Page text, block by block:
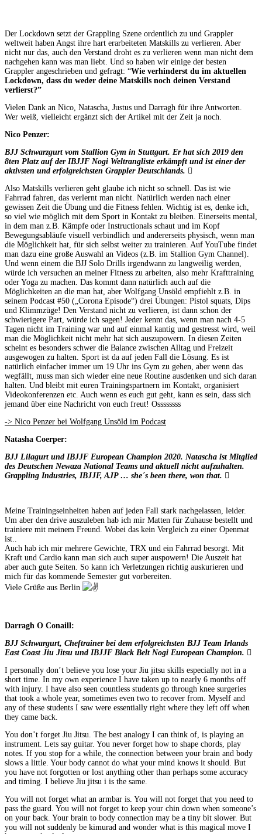
Der Lockdown setzt der Grappling Szene ordentlich zu und Grappler
weltweit haben Angst ihre hart erarbeiteten Matskills zu verlieren. Aber
nicht nur das, auch den Verstand droht es zu verlieren wenn man nicht dem
nachgehen kann was man liebt. Und so haben wir einige der besten
Grappler angeschrieben und gefragt: “Wie verhinderst du im aktuellen
Lockdown, dass du weder deine Matskills noch deinen Verstand
verlierst?”
Vielen Dank an Nico, Natascha, Justus und Darragh für ihre Antworten.
Wer weiß, vielleicht ergänzt sich der Artikel mit der Zeit ja noch.
Nico Penzer:
BJJ Schwarzgurt vom Stallion Gym in Stuttgart. Er hat sich 2019 den
8ten Platz auf der IBJJF Nogi Weltrangliste erkämpft und ist einer der
aktivsten und erfolgreichsten Grappler Deutschlands.
Also Matskills verlieren geht glaube ich nicht so schnell. Das ist wie
Fahrrad fahren, das verlernt man nicht. Natürlich werden nach einer
gewissen Zeit die Übung und die Fitness fehlen. Wichtig ist es, denke ich,
so viel wie möglich mit dem Sport in Kontakt zu bleiben. Einerseits mental,
in dem man z.B. Kämpfe oder Instructionals schaut und im Kopf
Bewegungsabläufe visuell verbindlich und andererseits physisch, wenn man
die Möglichkeit hat, für sich selbst weiter zu trainieren. Auf YouTube findet
man dazu eine große Auswahl an Videos (z.B. im Stallion Gym Channel).
Und wenn einem die BJJ Solo Drills irgendwann zu langweilig werden,
würde ich versuchen an meiner Fitness zu arbeiten, also mehr Krafttraining
oder Yoga zu machen. Das kommt dann natürlich auch auf die
Möglichkeiten an die man hat, aber Wolfgang Unsöld empfiehlt z.B. in
seinem Podcast #50 („Corona Episode“) drei Übungen: Pistol squats, Dips
und Klimmzüge! Den Verstand nicht zu verlieren, ist dann schon der
schwierigere Part, würde ich sagen! Jeder kennt das, wenn man nach 4-5
Tagen nicht im Training war und auf einmal kantig und gestresst wird, weil
man die Möglichkeit nicht mehr hat sich auszupowern. In diesen Zeiten
scheint es besonders schwer die Balance zwischen Alltag und Freizeit
ausgewogen zu halten. Sport ist da auf jeden Fall die Lösung. Es ist
natürlich einfacher immer um 19 Uhr ins Gym zu gehen, aber wenn das
wegfällt, muss man sich wieder eine neue Routine ausdenken und sich daran
halten. Und bleibt mit euren Trainingspartnern im Kontakt, organisiert
Videokonferenzen etc. Auch wenn es euch gut geht, kann es sein, dass sich
jemand über eine Nachricht von euch freut! Ossssssss
-> Nico Penzer bei Wolfgang Unsöld im Podcast
Natasha Coerper:
BJJ Lilagurt und IBJJF European Champion 2020. Natascha ist Mitglied
des Deutschen Newaza National Teams und aktuell nicht aufzuhalten.
Grappling Industries, IBJJF, AJP … she´s been there, won that.
Meine Trainingseinheiten haben auf jeden Fall stark nachgelassen, leider.
Um aber den drive auszuleben hab ich mir Matten für Zuhause bestellt und
trainiere mit meinem Freund. Wobei das kein Vergleich zu einer Openmat
ist..
Auch hab ich mir mehrere Gewichte, TRX und ein Fahrrad besorgt. Mit
Kraft und Cardio kann man sich auch super auspowern! Die Auszeit hat
aber auch gute Seiten. So kann ich Verletzungen richtig auskurieren und
mich für das kommende Semester gut vorbereiten.
Viele Grüße aus Berlin
Darragh O Conaill:
BJJ Schwargurt, Cheftrainer bei dem erfolgreichsten BJJ Team Irlands
East Coast Jiu Jitsu und IBJJF Black Belt Nogi European Champion.
I personally don’t believe you lose your Jiu jitsu skills especially not in a
short time. In my own experience I have taken up to nearly 6 months off
with injury. I have also seen countless students go through knee surgeries
that took a whole year, sometimes even two to recover from. Myself and
any of these students I saw were essentially right where they left off when
they came back.
You don’t forget Jiu Jitsu. The best analogy I can think of, is playing an
instrument. Lets say guitar. You never forget how to shape chords, play
notes. If you stop for a while, the connection between your brain and body
slows a little. Your body cannot do what your mind knows it should. But
you have not forgotten or lost anything other than perhaps some accuracy
and timing. I believe Jiu jitsu i is the same.
You will not forget what an armbar is. You will not forget that you need to
pass the guard. You will not forget to keep your chin down when someone’s
on your back. Your brain to body connection may be a tiny bit slower. But
you will not suddenly be kimurad and wonder what is this magical move I